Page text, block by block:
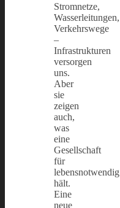
Stromnetze,
Wasserleitungen,
Verkehrswege
–
Infrastrukturen
versorgen
uns.
Aber
sie
zeigen
auch,
was
eine
Gesellschaft
für
lebensnotwendig
hält.
Eine
neue